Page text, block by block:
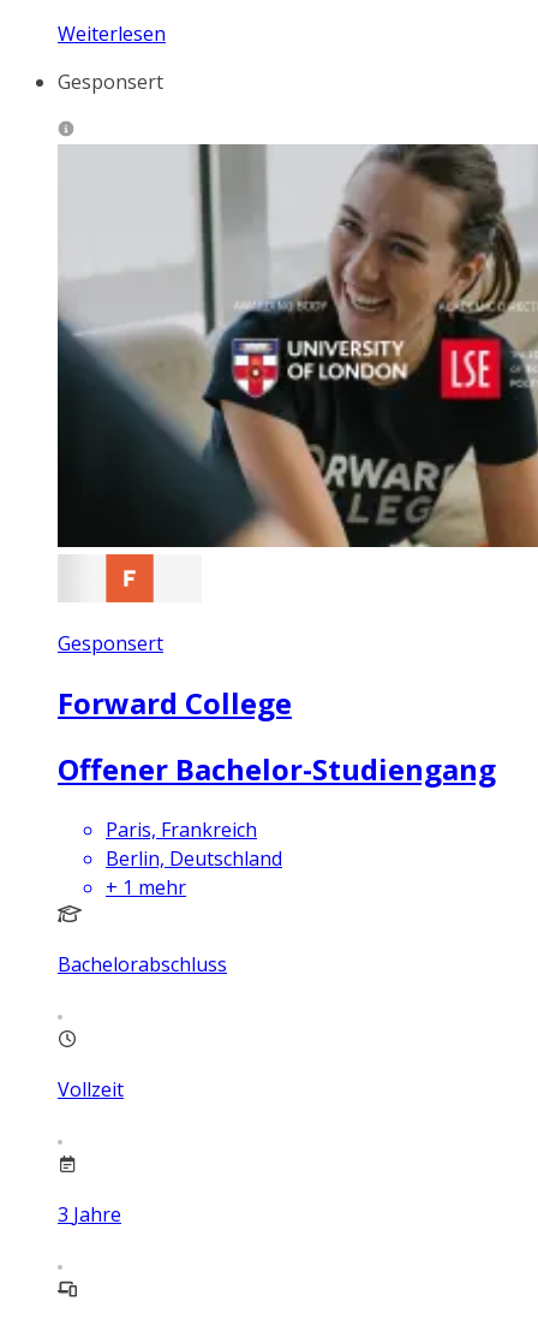
Weiterlesen
Gesponsert
Gesponsert
Forward College
Offener Bachelor-Studiengang
Paris, Frankreich
Berlin, Deutschland
+ 1 mehr
Bachelorabschluss
Vollzeit
3 Jahre